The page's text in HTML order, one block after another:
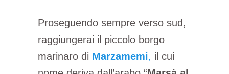
Proseguendo sempre verso sud,
raggiungerai il piccolo borgo
marinaro di Marzamemi, il cui